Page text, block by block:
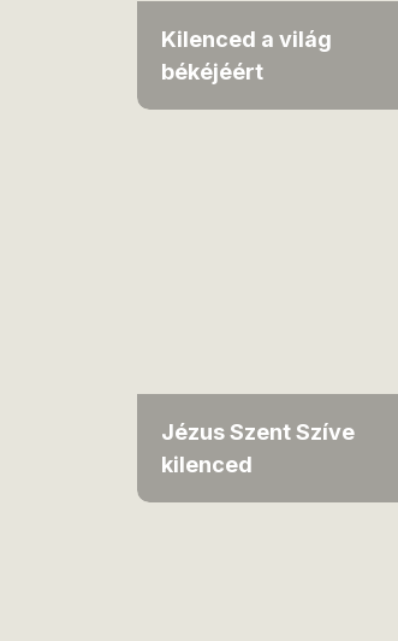
Kilenced a világ
békéjéért
Jézus Szent Szíve
kilenced